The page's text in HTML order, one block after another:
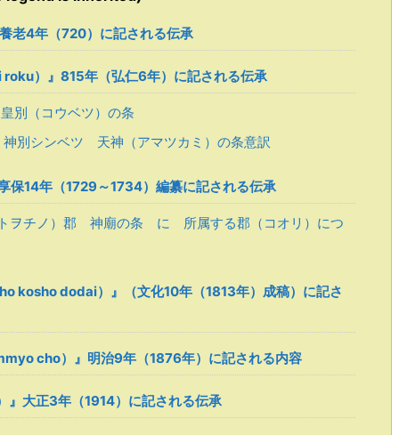
老4年（720）に記される伝承
）』815年（弘仁6年）に記される伝承
別（コウベツ）の条
別シンベツ 天神（アマツカミ）の条意訳
保14年（1729～1734）編纂に記される伝承
ヲチノ）郡 神廟の条 に 所属する郡（コオリ）につ
kosho dodai）』（文化10年（1813年）成稿）に記さ
cho）』明治9年（1876年）に記される内容
大正3年（1914）に記される伝承